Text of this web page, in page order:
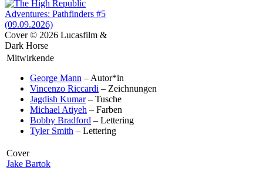
Cover © 2026 Lucasfilm &
Dark Horse
Mitwirkende
George Mann – Autor*in
Vincenzo Riccardi – Zeichnungen
Jagdish Kumar– Tusche
Michael Atiyeh – Farben
Bobby Bradford – Lettering
Tyler Smith – Lettering
Cover
Jake Bartok